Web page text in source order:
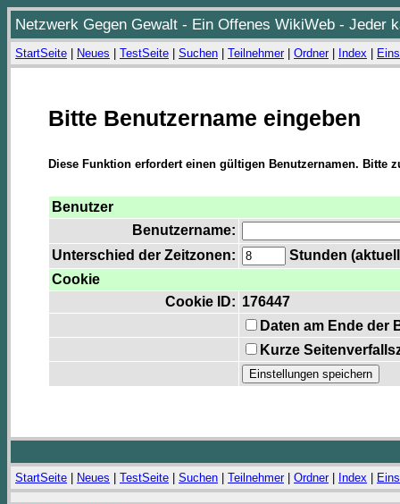
Netzwerk Gegen Gewalt - Ein Offenes WikiWeb - Jeder
StartSeite Neues TestSeite Suchen Teilnehmer| Ordner| Index
Bitte Benutzername eingeben
Diese Funktion erfordert einen gültigen Benutzernamen. Bitte
Benutzer
Benutzername:
Unterschied der Zeitzonen:
Stunden
Cookie
Cookie ID: 176447
Daten am Ende der
Kurze
StartSeite Neues TestSeite Suchen Teilnehmer| Ordner| Index